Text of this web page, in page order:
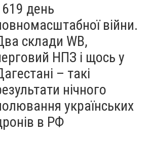
день
війни.
склади WB,
НПЗ і щось у
– такі
нічного
українських
в РФ